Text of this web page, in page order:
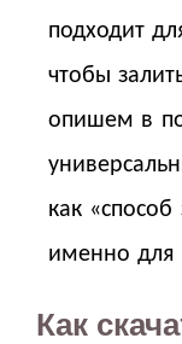
подходит
чтобы
опишем в
как
именно для
Как